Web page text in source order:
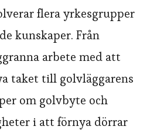
flera yrkesgrupper
kunskaper. Från
arbete med att
taket till golvläggarens
om golvbyte och
i att förnya dörrar